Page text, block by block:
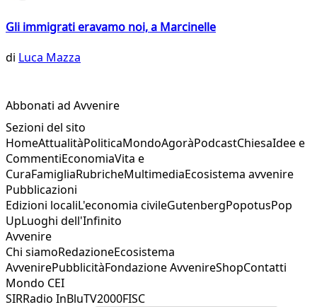
Gli immigrati eravamo noi, a Marcinelle
di Luca Mazza
Abbonati ad Avvenire
Sezioni del sito
HomeAttualitàPoliticaMondoAgoràPodcastChiesaIdee e
CommentiEconomiaVita e
CuraFamigliaRubricheMultimediaEcosistema avvenire
Pubblicazioni
Edizioni localiL'economia civileGutenbergPopotusPop
UpLuoghi dell'Infinito
Avvenire
Chi siamoRedazioneEcosistema
AvvenirePubblicitàFondazione AvvenireShopContatti
Mondo CEI
SIRRadio InBluTV2000FISC